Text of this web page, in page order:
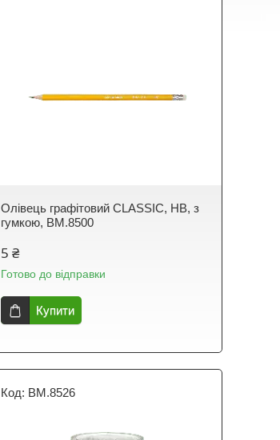
Олівець графітовий CLASSIC, HB, з
гумкою, BM.8500
5 ₴
Готово до відправки
Купити
BM.8526